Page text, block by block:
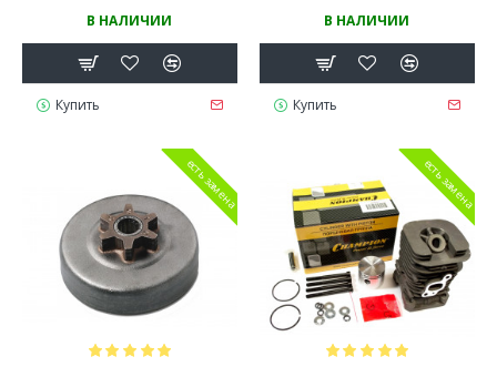
В НАЛИЧИИ
Купить
В НАЛИЧИИ
Купить
есть замена есть замена